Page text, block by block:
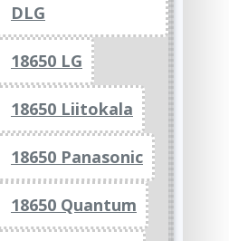
DLG
18650 LG
18650 Liitokala
18650 Panasonic
18650 Quantum